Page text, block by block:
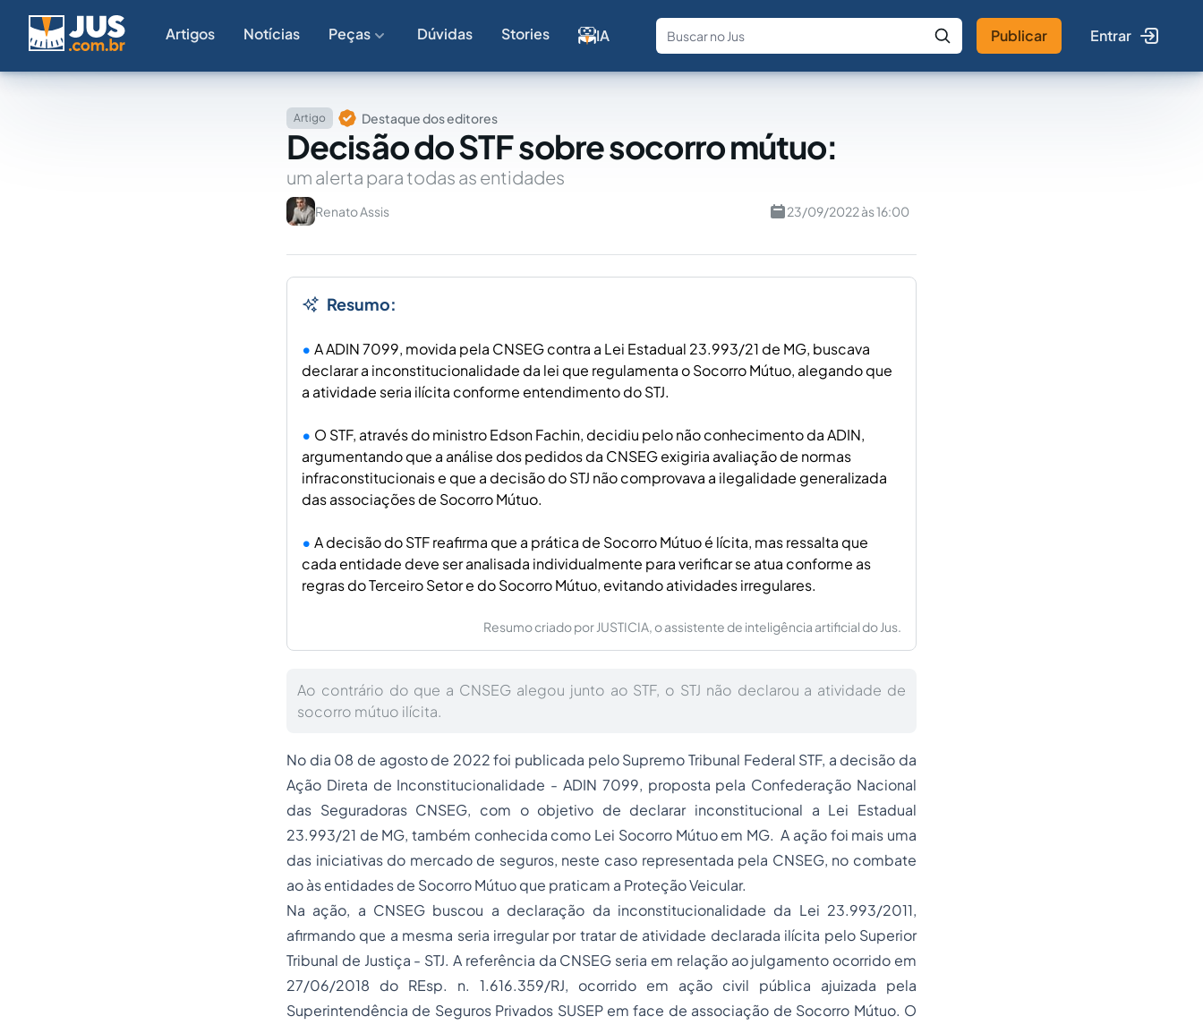
Artigos Notícias Peças Dúvidas Stories IA
Fale com a IA Buscar no Jus
Publicar Entrar
Artigo Destaque dos editores
Decisão do STF sobre socorro mútuo:
um alerta para todas as entidades
Renato Assis 23/09/2022 às 16:00
Resumo:
A ADIN 7099, movida pela CNSEG contra a Lei Estadual 23.993/21 de MG, buscava
declarar a inconstitucionalidade da lei que regulamenta o Socorro Mútuo, alegando que
a atividade seria ilícita conforme entendimento do STJ.
O STF, através do ministro Edson Fachin, decidiu pelo não conhecimento da ADIN,
argumentando que a análise dos pedidos da CNSEG exigiria avaliação de normas
infraconstitucionais e que a decisão do STJ não comprovava a ilegalidade generalizada
das associações de Socorro Mútuo.
A decisão do STF reafirma que a prática de Socorro Mútuo é lícita, mas ressalta que
cada entidade deve ser analisada individualmente para verificar se atua conforme as
regras do Terceiro Setor e do Socorro Mútuo, evitando atividades irregulares.
Resumo criado por JUSTICIA, o assistente de inteligência artificial do Jus.
Ao contrário do que a CNSEG alegou junto ao STF, o STJ não declarou a atividade de
socorro mútuo ilícita.
No dia 08 de agosto de 2022 foi publicada pelo Supremo Tribunal Federal STF, a decisão da
Ação Direta de Inconstitucionalidade - ADIN 7099, proposta pela Confederação Nacional
das Seguradoras CNSEG, com o objetivo de declarar inconstitucional a Lei Estadual
23.993/21 de MG, também conhecida como Lei Socorro Mútuo em MG. A ação foi mais uma
das iniciativas do mercado de seguros, neste caso representada pela CNSEG, no combate
ao às entidades de Socorro Mútuo que praticam a Proteção Veicular.
Na ação, a CNSEG buscou a declaração da inconstitucionalidade da Lei 23.993/2011,
afirmando que a mesma seria irregular por tratar de atividade declarada ilícita pelo Superior
Tribunal de Justiça - STJ. A referência da CNSEG seria em relação ao julgamento ocorrido em
27/06/2018 do REsp. n. 1.616.359/RJ, ocorrido em ação civil pública ajuizada pela
Superintendência de Seguros Privados SUSEP em face de associação de Socorro Mútuo. O